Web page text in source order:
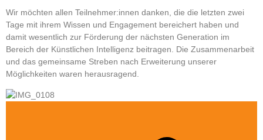
Wir möchten allen Teilnehmer:innen danken, die die letzten zwei
Tage mit ihrem Wissen und Engagement bereichert haben und
damit wesentlich zur Förderung der nächsten Generation im
Bereich der Künstlichen Intelligenz beitragen. Die Zusammenarbeit
und das gemeinsame Streben nach Erweiterung unserer
Möglichkeiten waren herausragend.